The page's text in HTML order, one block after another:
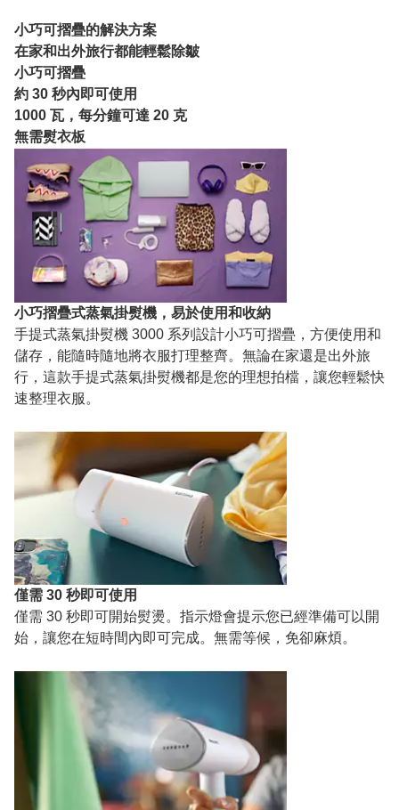
小巧可摺疊的解決方案
在家和出外旅行都能輕鬆除皺
小巧可摺疊
約 30 秒內即可使用
1000 瓦，每分鐘可達 20 克
無需熨衣板
小巧摺疊式蒸氣掛熨機，易於使用和收納
手提式蒸氣掛熨機 3000 系列設計小巧可摺疊，方便使用和
儲存，能隨時隨地將衣服打理整齊。無論在家還是出外旅
行，這款手提式蒸氣掛熨機都是您的理想拍檔，讓您輕鬆快
速整理衣服。
僅需 30 秒即可使用
僅需 30 秒即可開始熨燙。指示燈會提示您已經準備可以開
始，讓您在短時間內即可完成。無需等候，免卻麻煩。